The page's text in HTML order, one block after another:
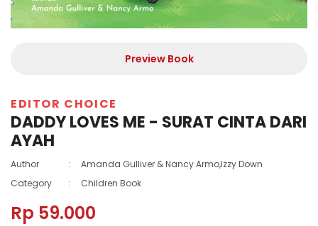
Preview Book
EDITOR CHOICE
DADDY LOVES ME - SURAT CINTA DARI
AYAH
Author :
Amanda Gulliver & Nancy Armo,Izzy Down
Category
: Children Book
Rp 59.000